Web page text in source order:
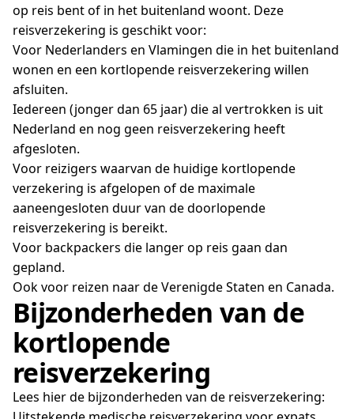
op reis bent of in het buitenland woont. Deze
reisverzekering is geschikt voor:
Voor Nederlanders en Vlamingen die in het buitenland
wonen en een kortlopende reisverzekering willen
afsluiten.
Iedereen (jonger dan 65 jaar) die al vertrokken is uit
Nederland en nog geen reisverzekering heeft
afgesloten.
Voor reizigers waarvan de huidige kortlopende
verzekering is afgelopen of de maximale
aaneengesloten duur van de doorlopende
reisverzekering is bereikt.
Voor backpackers die langer op reis gaan dan
gepland.
Ook voor reizen naar de Verenigde Staten en Canada.
Bijzonderheden van de
kortlopende
reisverzekering
Lees hier de bijzonderheden van de reisverzekering: